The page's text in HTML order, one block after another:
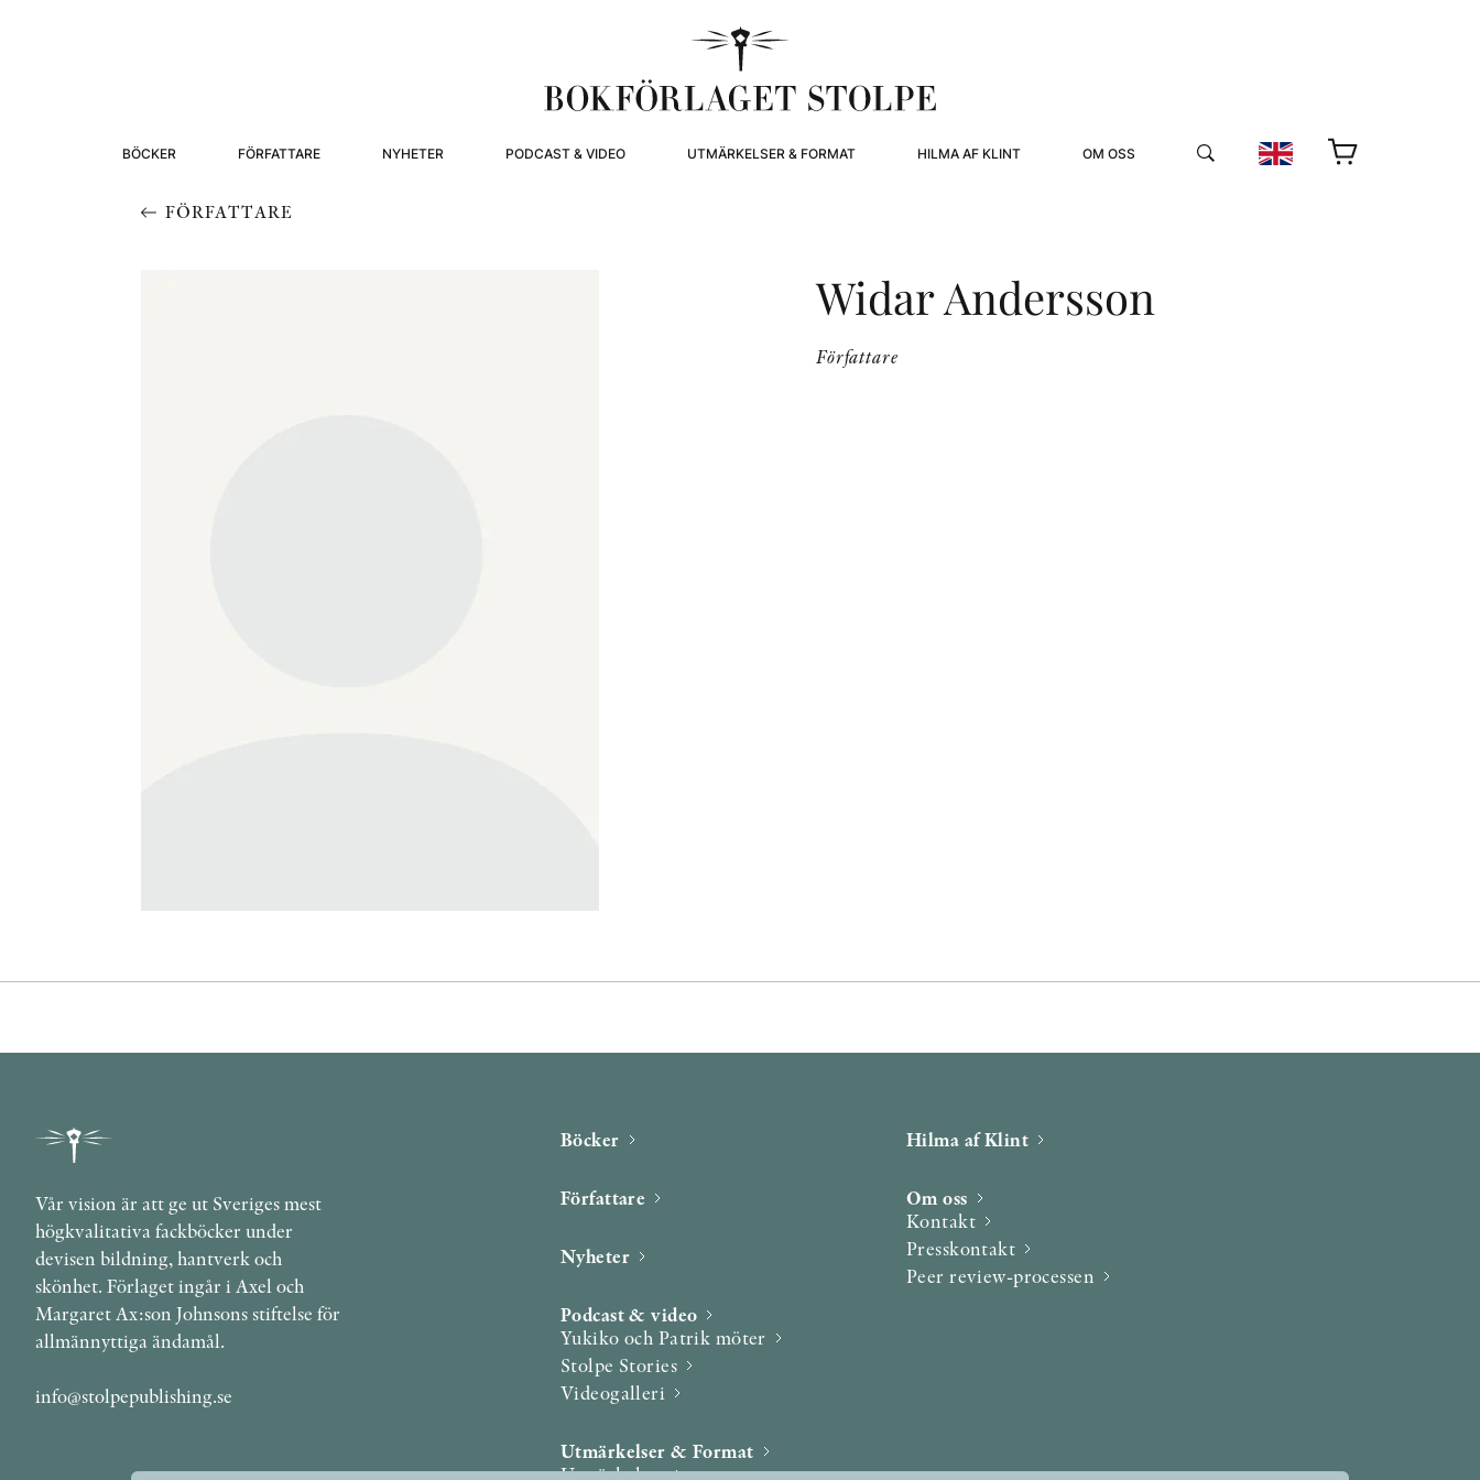
BÖCKER FÖRFATTARE NYHETER PODCAST & VIDEO UTMÄRKELSER & FORMAT HILMA AF KLINT OM OSS
FÖRFATTARE
Widar Andersson
Författare
Vår vision är att ge ut Sveriges mest
högkvalitativa fackböcker under
devisen bildning, hantverk och
skönhet. Förlaget ingår i Axel och
Margaret Ax:son Johnsons stiftelse för
allmännyttiga ändamål.
info@stolpepublishing.se
Böcker
Författare
Nyheter
Podcast & video
Yukiko och Patrik möter
Stolpe Stories
Videogalleri
Utmärkelser & Format
Utmärkelser
Hilma af Klint
Om oss
Kontakt
Presskontakt
Peer review-processen